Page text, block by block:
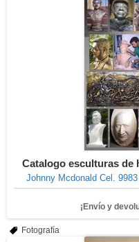
Catalogo esculturas de
Johnny Mcdonald Cel.
¡Envío y
Fotografía